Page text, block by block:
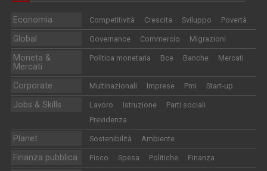
Economia Competitività Crescita Sviluppo Povertà
Global Governance Commercio Migrazioni
Moneta &
Mercati
Politica monetaria Bce Banche Mercati
Corporate Multinazionali Imprese Pmi Start-up
Jobs & Skills Lavoro Istruzione
Parti sociali
Previdenza
Planet Sostenibilità Ambiente
Finanza pubblica Fisco Spesa Politiche Finanza